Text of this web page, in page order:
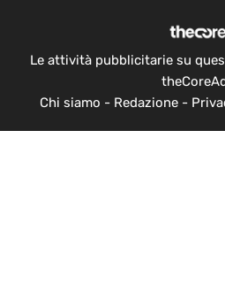
Le attività pubblicitarie su
Chi siamo - Redazione-